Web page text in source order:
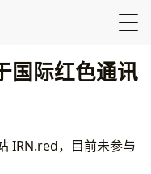
国际红色通讯
IRN.red，目前未参与